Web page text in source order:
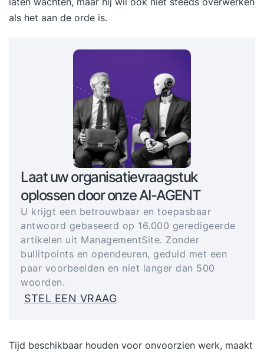
als het aan de orde is.
Laat uw organisatievraagstuk
oplossen door onze AI-AGENT
U krijgt een betrouwbaar en toepasbaar
antwoord gebaseerd op 16.000 geredigeerde
artikelen uit ManagementSite. Zonder
bullitpoints en opendeuren, geduid met een
paar voorbeelden en niet langer dan 500
woorden.
STEL EEN VRAAG
Tijd beschikbaar houden voor onvoorzien werk, maakt